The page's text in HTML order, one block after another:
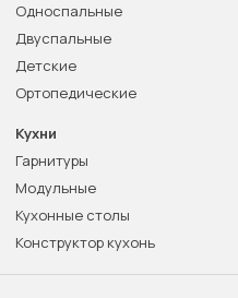
Односпальные
Двуспальные
Детские
Ортопедические
Кухни
Гарнитуры
Модульные
Кухонные столы
Конструктор кухонь